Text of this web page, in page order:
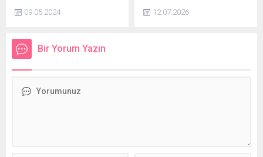
Rasathanesi ve Deprem
Müdürlüğü görevine
Jeofizik Anabilim Dalı
09.05.2024
düzenlemeyi hayata geçirdi.
12.07.2026
Bir Yorum Yazın